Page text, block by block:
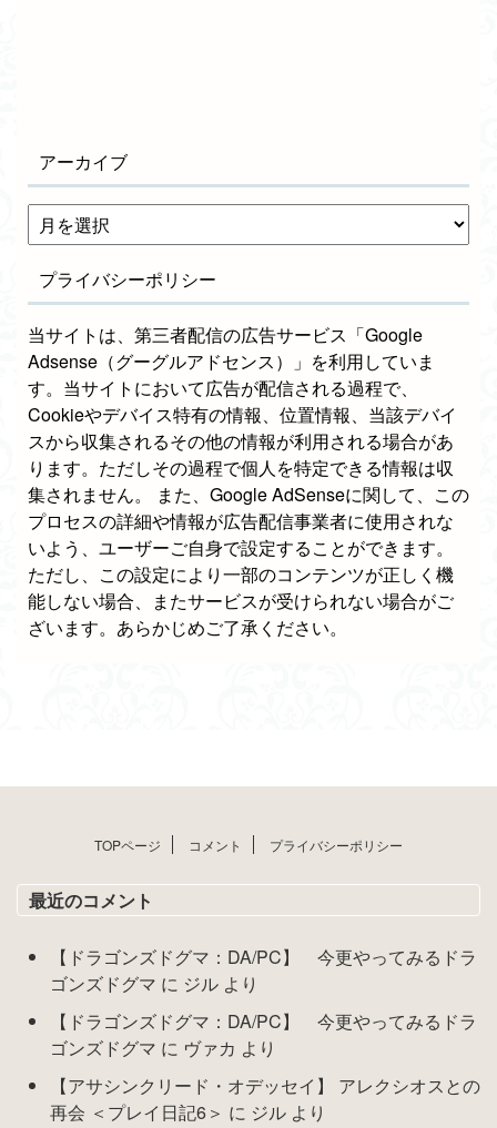
アーカイブ
プライバシーポリシー
当サイトは、第三者配信の広告サービス「Google
Adsense（グーグルアドセンス）」を利用していま
す。当サイトにおいて広告が配信される過程で、
Cookieやデバイス特有の情報、位置情報、当該デバイ
スから収集されるその他の情報が利用される場合があ
ります。ただしその過程で個人を特定できる情報は収
集されません。 また、Google AdSenseに関して、この
プロセスの詳細や情報が広告配信事業者に使用されな
いよう、ユーザーご自身で設定することができます。
ただし、この設定により一部のコンテンツが正しく機
能しない場合、またサービスが受けられない場合がご
ざいます。あらかじめご了承ください。
TOPページ コメント プライバシーポリシー
最近のコメント
【ドラゴンズドグマ：DA/PC】 今更やってみるドラ
ゴンズドグマ に ジル より
【ドラゴンズドグマ：DA/PC】 今更やってみるドラ
ゴンズドグマ に ヴァカ より
【アサシンクリード・オデッセイ】 アレクシオスとの
再会 ＜プレイ日記6＞ に ジル より